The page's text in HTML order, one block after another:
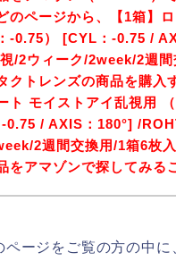
のページから、【1箱】
：-0.75） [CYL：-0.75 /
/2ウィーク/2week/2週
クトレンズの商品を購入
ト モイストアイ乱視用 （
0.75 / AXIS：180°] /
2週間交換用/1箱6枚
をアマゾンで探してみる
ページをご覧の方の中